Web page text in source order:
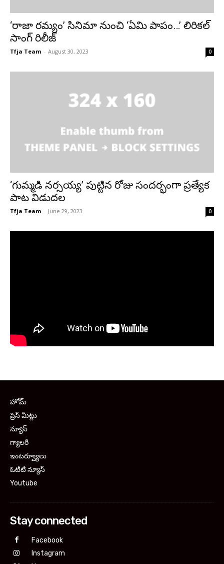
‘రాజా రమ్యం’ సినిమా నుంచి ‘ఏమి పాపం…’ లిరికల్
సాంగ్ రిలీజ్
Tfja Team - August 30, 2023 0
‘గుమ్మడి నర్సయ్య’ పుట్టిన రోజు సందర్భంగా ప్రత్యేక
పాట విడుదల
Tfja Team - June 29, 2023 0
హోమ్
ప్రెస్ మీట్లు
న్యూస్
గ్యాలరీ
ఇంటర్వ్యూలు
ఓటిటి న్యూస్
Youtube
Stay connected
Facebook
Instagram